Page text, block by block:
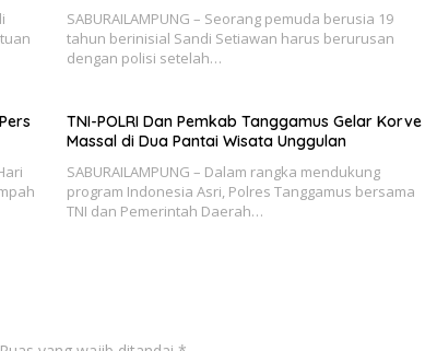
SABURAILAMPUNG – Seorang pemuda berusia 19
tahun berinisial Sandi Setiawan harus berurusan
dengan polisi setelah…
TNI-POLRI Dan Pemkab Tanggamus Gelar Korve
Massal di Dua Pantai Wisata Unggulan
SABURAILAMPUNG – Dalam rangka mendukung
program Indonesia Asri, Polres Tanggamus bersama
TNI dan Pemerintah Daerah…